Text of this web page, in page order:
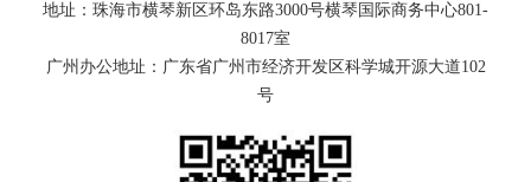
地址：珠海市横琴新区环岛东路3000号横琴国际商务中心801-
8017室
广州办公地址：广东省广州市经济开发区科学城开源大道102
号